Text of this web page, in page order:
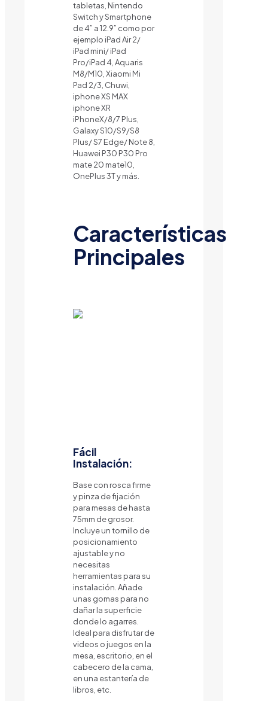
tabletas, Nintendo
Switch y Smartphone
de 4” a 12.9” como por
ejemplo iPad Air 2/
iPad mini/ iPad
Pro/iPad 4, Aquaris
M8/M10, Xiaomi Mi
Pad 2/3, Chuwi,
iphone XS MAX
iphone XR
iPhoneX/8/7 Plus,
Galaxy S10/S9/S8
Plus/ S7 Edge/ Note 8,
Huawei P30 P30 Pro
mate 20 mate10,
OnePlus 3T y más.
Características
Principales
Fácil
Instalación:
Base con rosca firme
y pinza de fijación
para mesas de hasta
75mm de grosor.
Incluye un tornillo de
posicionamiento
ajustable y no
necesitas
herramientas para su
instalación. Añade
unas gomas para no
dañar la superficie
donde lo agarres.
Ideal para disfrutar de
videos o juegos en la
mesa, escritorio, en el
cabecero de la cama,
en una estantería de
libros, etc.